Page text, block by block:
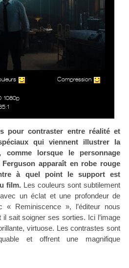
Compression
1080p
pour contraster entre réalité et
qui viennent illustrer la
comme lorsque le personnage
apparaît en robe rouge
à quel point le support est
film. Les couleurs sont subtilement
un éclat et une profondeur de
« Reminiscence », l’éditeur nous
sait soigner ses sorties. Ici l’image
virtuose. Les contrastes sont
et offrent une magnifique